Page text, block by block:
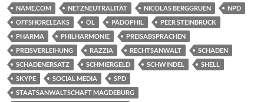
NAME.COM
NETZNEUTRALITÄT NICOLAS BERGGRUEN
NPD
OFFSHORELEAKS
ÖL PÄDOPHIL
PEER STEINBRÜCK
PHARMA
PHILHARMONIE
PREISABSPRACHEN
PREISVERLEIHUNG
RAZZIA RECHTSANWALT
SCHADEN
SCHADENERSATZ
SCHMIERGELD SCHWINDEL
SHELL
SKYPE
SOCIAL MEDIA
SPD
STAATSANWALTSCHAFT MAGDEBURG